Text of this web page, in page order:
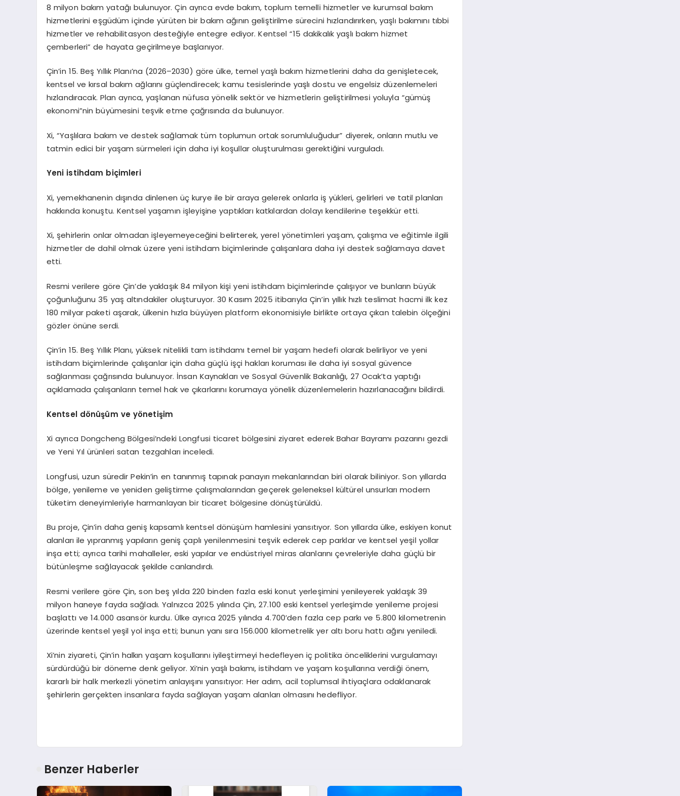
8 milyon bakım yatağı bulunuyor. Çin ayrıca evde bakım, toplum temelli hizmetler ve kurumsal bakım
hizmetlerini eşgüdüm içinde yürüten bir bakım ağının geliştirilme sürecini hızlandırırken, yaşlı bakımını tıbbi
hizmetler ve rehabilitasyon desteğiyle entegre ediyor. Kentsel “15 dakikalık yaşlı bakım hizmet
çemberleri” de hayata geçirilmeye başlanıyor.
Çin’in 15. Beş Yıllık Planı’na (2026–2030) göre ülke, temel yaşlı bakım hizmetlerini daha da genişletecek,
kentsel ve kırsal bakım ağlarını güçlendirecek; kamu tesislerinde yaşlı dostu ve engelsiz düzenlemeleri
hızlandıracak. Plan ayrıca, yaşlanan nüfusa yönelik sektör ve hizmetlerin geliştirilmesi yoluyla “gümüş
ekonomi”nin büyümesini teşvik etme çağrısında da bulunuyor.
Xi, “Yaşlılara bakım ve destek sağlamak tüm toplumun ortak sorumluluğudur” diyerek, onların mutlu ve
tatmin edici bir yaşam sürmeleri için daha iyi koşullar oluşturulması gerektiğini vurguladı.
Yeni istihdam biçimleri
Xi, yemekhanenin dışında dinlenen üç kurye ile bir araya gelerek onlarla iş yükleri, gelirleri ve tatil planları
hakkında konuştu. Kentsel yaşamın işleyişine yaptıkları katkılardan dolayı kendilerine teşekkür etti.
Xi, şehirlerin onlar olmadan işleyemeyeceğini belirterek, yerel yönetimleri yaşam, çalışma ve eğitimle ilgili
hizmetler de dahil olmak üzere yeni istihdam biçimlerinde çalışanlara daha iyi destek sağlamaya davet
etti.
Resmi verilere göre Çin’de yaklaşık 84 milyon kişi yeni istihdam biçimlerinde çalışıyor ve bunların büyük
çoğunluğunu 35 yaş altındakiler oluşturuyor. 30 Kasım 2025 itibarıyla Çin’in yıllık hızlı teslimat hacmi ilk kez
180 milyar paketi aşarak, ülkenin hızla büyüyen platform ekonomisiyle birlikte ortaya çıkan talebin ölçeğini
gözler önüne serdi.
Çin’in 15. Beş Yıllık Planı, yüksek nitelikli tam istihdamı temel bir yaşam hedefi olarak belirliyor ve yeni
istihdam biçimlerinde çalışanlar için daha güçlü işçi hakları koruması ile daha iyi sosyal güvence
sağlanması çağrısında bulunuyor. İnsan Kaynakları ve Sosyal Güvenlik Bakanlığı, 27 Ocak’ta yaptığı
açıklamada çalışanların temel hak ve çıkarlarını korumaya yönelik düzenlemelerin hazırlanacağını bildirdi.
Kentsel dönüşüm ve yönetişim
Xi ayrıca Dongcheng Bölgesi’ndeki Longfusi ticaret bölgesini ziyaret ederek Bahar Bayramı pazarını gezdi
ve Yeni Yıl ürünleri satan tezgahları inceledi.
Longfusi, uzun süredir Pekin’in en tanınmış tapınak panayırı mekanlarından biri olarak biliniyor. Son yıllarda
bölge, yenileme ve yeniden geliştirme çalışmalarından geçerek geleneksel kültürel unsurları modern
tüketim deneyimleriyle harmanlayan bir ticaret bölgesine dönüştürüldü.
Bu proje, Çin’in daha geniş kapsamlı kentsel dönüşüm hamlesini yansıtıyor. Son yıllarda ülke, eskiyen konut
alanları ile yıpranmış yapıların geniş çaplı yenilenmesini teşvik ederek cep parklar ve kentsel yeşil yollar
inşa etti; ayrıca tarihi mahalleler, eski yapılar ve endüstriyel miras alanlarını çevreleriyle daha güçlü bir
bütünleşme sağlayacak şekilde canlandırdı.
Resmi verilere göre Çin, son beş yılda 220 binden fazla eski konut yerleşimini yenileyerek yaklaşık 39
milyon haneye fayda sağladı. Yalnızca 2025 yılında Çin, 27.100 eski kentsel yerleşimde yenileme projesi
başlattı ve 14.000 asansör kurdu. Ülke ayrıca 2025 yılında 4.700’den fazla cep parkı ve 5.800 kilometrenin
üzerinde kentsel yeşil yol inşa etti; bunun yanı sıra 156.000 kilometrelik yer altı boru hattı ağını yeniledi.
Xi’nin ziyareti, Çin’in halkın yaşam koşullarını iyileştirmeyi hedefleyen iç politika önceliklerini vurgulamayı
sürdürdüğü bir döneme denk geliyor. Xi’nin yaşlı bakımı, istihdam ve yaşam koşullarına verdiği önem,
kararlı bir halk merkezli yönetim anlayışını yansıtıyor: Her adım, acil toplumsal ihtiyaçlara odaklanarak
şehirlerin gerçekten insanlara fayda sağlayan yaşam alanları olmasını hedefliyor.
Benzer Haberler